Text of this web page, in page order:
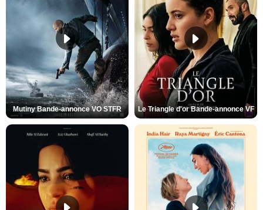
Mutiny Bande-annonce VO STFR Le Triangle d'or Bande-annonce VF